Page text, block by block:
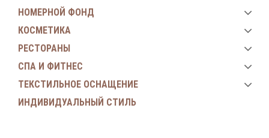
НОМЕРНОЙ ФОНД
КОСМЕТИКА
РЕСТОРАНЫ
СПА И ФИТНЕС
ТЕКСТИЛЬНОЕ ОСНАЩЕНИЕ
ИНДИВИДУАЛЬНЫЙ СТИЛЬ